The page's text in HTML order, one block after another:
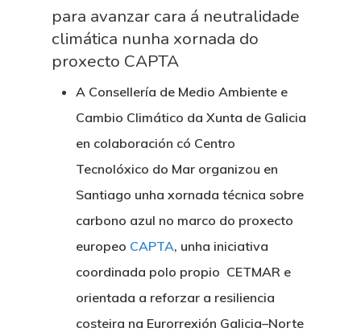
para avanzar cara á neutralidade
climática nunha xornada do
proxecto CAPTA
A Consellería de Medio Ambiente e
Cambio Climático da Xunta de Galicia
en colaboración có Centro
Tecnolóxico do Mar organizou en
Santiago unha xornada técnica sobre
carbono azul no marco do proxecto
europeo CAPTA, unha iniciativa
coordinada polo propio CETMAR e
orientada a reforzar a resiliencia
costeira na Eurorrexión Galicia–Norte